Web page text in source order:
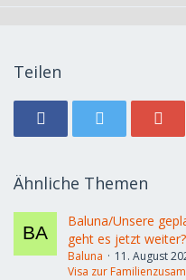
Teilen
Ähnliche Themen
Baluna/Unsere
geht es jetzt
Baluna
11. August
Visa zur